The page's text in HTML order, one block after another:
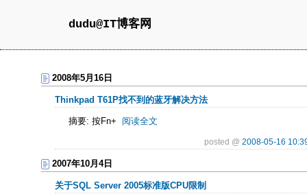
dudu@IT博客网
2008年5月16日
Thinkpad T61P找不到的蓝牙解决方法
摘要: 按Fn+ 阅读全文
posted @ 2008-05-16
2007年10月4日
关于SQL Server 2005标准版CPU限制